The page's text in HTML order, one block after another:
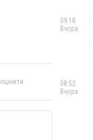
09:18
Вчора
08:52
Вчора